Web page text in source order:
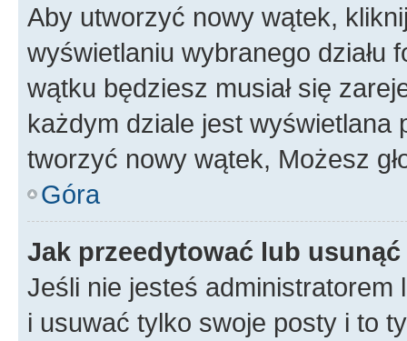
Aby utworzyć nowy wątek,
wyświetlaniu wybranego działu
wątku będziesz musiał się
każdym dziale jest wyświetlana
tworzyć nowy wątek, Możesz
Góra
Jak przeedytować lub
Jeśli nie jesteś
i usuwać tylko swoje posty i to